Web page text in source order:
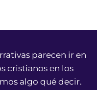
parecen ir en
cristianos en los
algo qué decir.